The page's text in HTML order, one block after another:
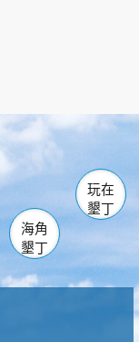
南仁湖
佳樂水
風吹沙龍磐公園
島
鼻
海角
墾丁
玩在
墾丁